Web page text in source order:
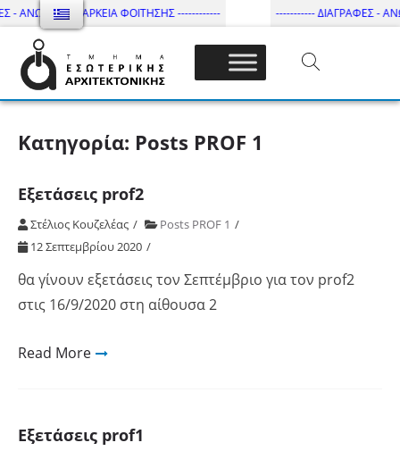
ΑΝΩΤΑΤΗ ΔΙΑΡΚΕΙΑ ΦΟΙΤΗΣΗΣ ------------ ----------- ΔΙΑΓΡΑΦΕΣ -
Τμήμα Εσωτ. Αρχιτεκτονικής – ΔΙ.ΠΑ.Ε
Κατηγορία: Posts PROF 1
Εξετάσεις prof2
Στέλιος Κουζελέας
Posts PROF 1
12 Σεπτεμβρίου 2020
θα γίνουν εξετάσεις τον Σεπτέμβριο για τον prof2
στις 16/9/2020 στη αίθουσα 2
Read More
Εξετάσεις prof1